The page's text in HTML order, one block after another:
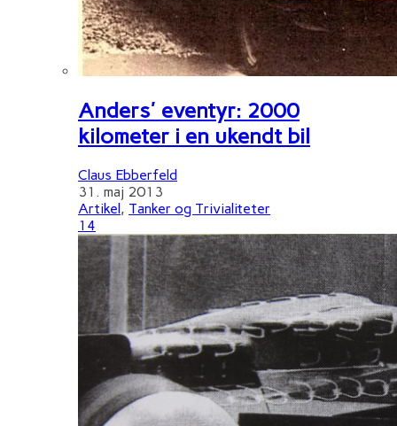
Anders' eventyr: 2000
kilometer i en ukendt bil
Claus Ebberfeld
31. maj 2013
Artikel , Tanker og Trivialiteter
14